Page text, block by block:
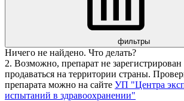
фильтры
Ничего не найдено. Что делать?
2. Возможно, препарат не
продаваться на территории страны.
препарата можно на сайте УП "Центра
испытаний в здравоохранении"